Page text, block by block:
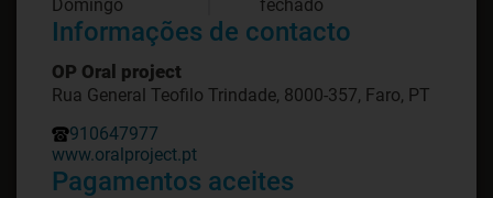
Domingo
fechado
Informações de contacto
OP Oral project
Rua General Teofilo Trindade, 8000-357, Faro, PT
910647977
www.oralproject.pt
Pagamentos aceites